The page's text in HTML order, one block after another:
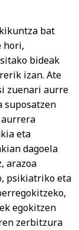
bat
hori,
bideak
izan. Ate
zuenari aurre
suposatzen
eta
dagoela
arazoa
psikiatriko eta
egokitzen
zerbitzura